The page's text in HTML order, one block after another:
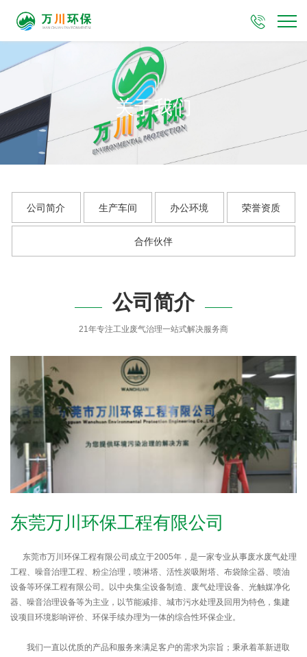

关于我们
公司简介 生产车间 办公环境 荣誉资质
合作伙伴
公司简介
21年专注工业废气治理一站式解决服务商
东莞万川环保工程有限公司
东莞市万川环保工程有限公司成立于2005年，是一家专业从事废水废气处理
工程、噪音治理工程、粉尘治理，喷淋塔、活性炭吸附塔、布袋除尘器、喷油
设备等环保工程有限公司。以中央集尘设备制造、废气处理设备、光触媒净化
器、噪音治理设备等为主业，以节能减排、城市污水处理及回用为特色，集建
设项目环境影响评价、环保手续办理为一体的综合性环保企业。
我们一直以优质的产品和服务来满足客户的需求为宗旨；秉承着革新进取